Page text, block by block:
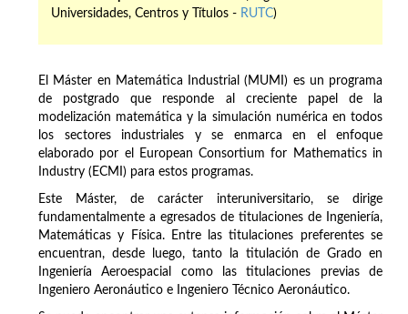
Universidades, Centros y Títulos - RUTC)
El Máster en Matemática Industrial (MUMI) es un programa
de postgrado que responde al creciente papel de la
modelización matemática y la simulación numérica en todos
los sectores industriales y se enmarca en el enfoque
elaborado por el European Consortium for Mathematics in
Industry (ECMI) para estos programas.
Este Máster, de carácter interuniversitario, se dirige
fundamentalmente a egresados de titulaciones de Ingeniería,
Matemáticas y Física. Entre las titulaciones preferentes se
encuentran, desde luego, tanto la titulación de Grado en
Ingeniería Aeroespacial como las titulaciones previas de
Ingeniero Aeronáutico e Ingeniero Técnico Aeronáutico.